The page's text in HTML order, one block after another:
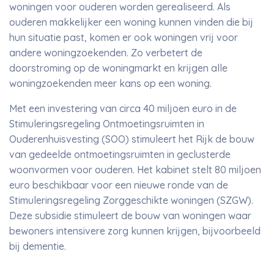
woningen voor ouderen worden gerealiseerd. Als
ouderen makkelijker een woning kunnen vinden die bij
hun situatie past, komen er ook woningen vrij voor
andere woningzoekenden. Zo verbetert de
doorstroming op de woningmarkt en krijgen alle
woningzoekenden meer kans op een woning.
Met een investering van circa 40 miljoen euro in de
Stimuleringsregeling Ontmoetingsruimten in
Ouderenhuisvesting (SOO) stimuleert het Rijk de bouw
van gedeelde ontmoetingsruimten in geclusterde
woonvormen voor ouderen. Het kabinet stelt 80 miljoen
euro beschikbaar voor een nieuwe ronde van de
Stimuleringsregeling Zorggeschikte woningen (SZGW).
Deze subsidie stimuleert de bouw van woningen waar
bewoners intensivere zorg kunnen krijgen, bijvoorbeeld
bij dementie.